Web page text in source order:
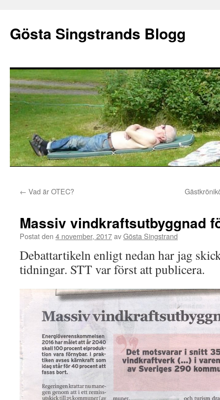
Gösta Singstrands Blogg
till← Vad är OTEC?
Massiv vindkraftsutbyggnad
Postat den 4 november, 2017avGösta Singstrand
Debattartikeln enligt nedan har jag
tidningar. STT var först att publicera.